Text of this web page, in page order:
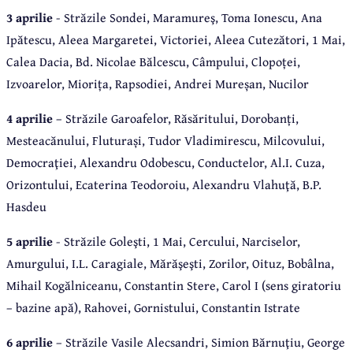
3 aprilie- Străzile Sondei, Maramureş, Toma Ionescu, Ana
Ipătescu, Aleea Margaretei, Victoriei, Aleea Cutezători, 1 Mai,
Calea Dacia, Bd. Nicolae Bălcescu, Câmpului, Clopoței,
Izvoarelor, Miorița, Rapsodiei, Andrei Mureșan, Nucilor
4 aprilie– Străzile Garoafelor, Răsăritului, Dorobanți,
Mesteacănului, Fluturași, Tudor Vladimirescu, Milcovului,
Democraţiei, Alexandru Odobescu, Conductelor, Al.I. Cuza,
Orizontului, Ecaterina Teodoroiu, Alexandru Vlahuţă, B.P.
Hasdeu
5 aprilie- Străzile Goleşti, 1 Mai, Cercului, Narciselor,
Amurgului, I.L. Caragiale, Mărăşeşti, Zorilor, Oituz, Bobâlna,
Mihail Kogălniceanu, Constantin Stere, Carol I (sens giratoriu
– bazine apă), Rahovei, Gornistului, Constantin Istrate
6 aprilie– Străzile Vasile Alecsandri, Simion Bărnuţiu, George